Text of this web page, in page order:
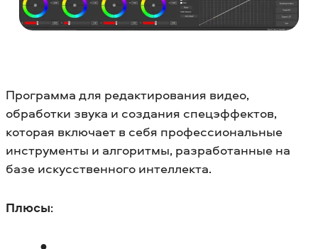
Программа для редактирования видео,
обработки звука и создания спецэффектов,
которая включает в себя профессиональные
инструменты и алгоритмы, разработанные на
базе искусственного интеллекта.
Плюсы: